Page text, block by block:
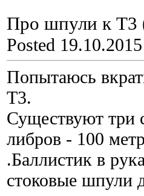
Про шпули к Т3
Posted
Попытаюсь
Т3.
Существуют три
либров - 100
.Баллистик в
стоковые шпули